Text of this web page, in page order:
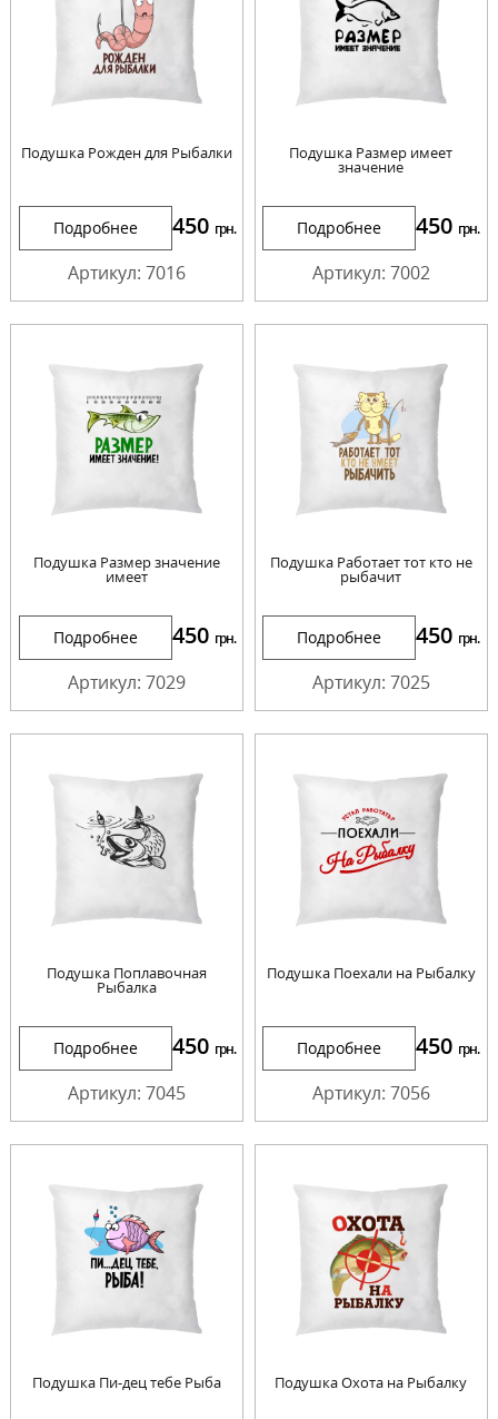
Подушка Рожден для Рыбалки
Подробнее 450 грн.
Артикул: 7016
Подушка Размер имеет
значение
Подробнее 450 грн.
Артикул: 7002
Подушка Размер значение
имеет
Подробнее 450 грн.
Артикул: 7029
Подушка Работает тот кто не
рыбачит
Подробнее 450 грн.
Артикул: 7025
Подушка Поплавочная
Рыбалка
Подробнее 450 грн.
Артикул: 7045
Подушка Поехали на Рыбалку
Подробнее 450 грн.
Артикул: 7056
Подушка Пи-дец тебе Рыба Подушка Охота на Рыбалку